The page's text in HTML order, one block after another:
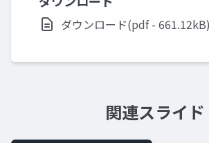
ダウンロード(pdf - 661.12kB)
関連スライド